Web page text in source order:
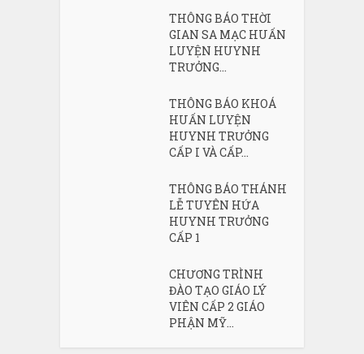
THÔNG BÁO THỜI
GIAN SA MẠC HUẤN
LUYỆN HUYNH
TRƯỞNG...
THÔNG BÁO KHOÁ
HUẤN LUYỆN
HUYNH TRƯỞNG
CẤP I VÀ CẤP...
THÔNG BÁO THÁNH
LỄ TUYÊN HỨA
HUYNH TRƯỞNG
CẤP 1
CHƯƠNG TRÌNH
ĐÀO TẠO GIÁO LÝ
VIÊN CẤP 2 GIÁO
PHẬN MỸ...